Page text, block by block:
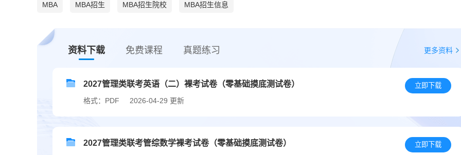
MBA MBA招生 MBA招生院校 MBA招生信息
资料下载 免费课程 真题练习 更多资料
2027管理类联考英语（二）裸考试卷（零基础摸底测试卷）
格式：PDF 2026-04-29 更新
立即下载
2027管理类联考管综数学裸考试卷（零基础摸底测试卷） 立即下载